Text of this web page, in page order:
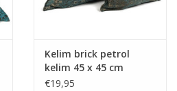
Kelim brick petrol
kelim 45 x 45 cm
€19,95